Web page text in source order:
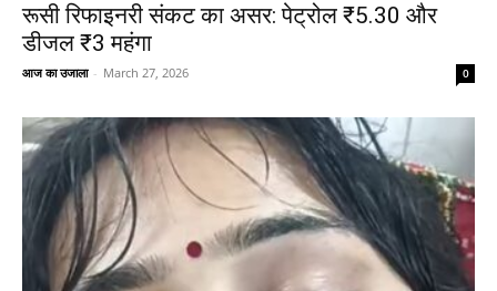
रूसी रिफाइनरी संकट का असर: पेट्रोल ₹5.30 और
डीजल ₹3 महंगा
आज का उजाला - March 27, 2026 0